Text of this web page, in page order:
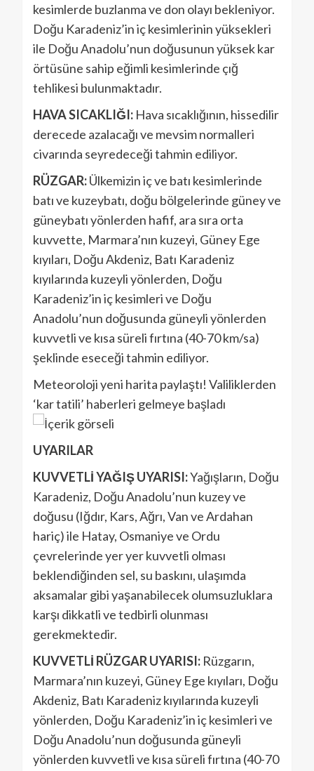
kesimlerde buzlanma ve don olayı bekleniyor.
Doğu Karadeniz’in iç kesimlerinin yüksekleri
ile Doğu Anadolu’nun doğusunun yüksek kar
örtüsüne sahip eğimli kesimlerinde çığ
tehlikesi bulunmaktadır.
HAVA SICAKLIĞI: Hava sıcaklığının, hissedilir
derecede azalacağı ve mevsim normalleri
civarında seyredeceği tahmin ediliyor.
RÜZGAR:Ülkemizin iç ve batı kesimlerinde
batı ve kuzeybatı, doğu bölgelerinde güney ve
güneybatı yönlerden hafif, ara sıra orta
kuvvette, Marmara’nın kuzeyi, Güney Ege
kıyıları, Doğu Akdeniz, Batı Karadeniz
kıyılarında kuzeyli yönlerden, Doğu
Karadeniz’in iç kesimleri ve Doğu
Anadolu’nun doğusunda güneyli yönlerden
kuvvetli ve kısa süreli fırtına (40-70 km/sa)
şeklinde eseceği tahmin ediliyor.
Meteoroloji yeni harita paylaştı! Valiliklerden
‘kar tatili’ haberleri gelmeye başladı
UYARILAR
KUVVETLİ YAĞIŞ UYARISI:Yağışların, Doğu
Karadeniz, Doğu Anadolu’nun kuzey ve
doğusu (Iğdır, Kars, Ağrı, Van ve Ardahan
hariç) ile Hatay, Osmaniye ve Ordu
çevrelerinde yer yer kuvvetli olması
beklendiğinden sel, su baskını, ulaşımda
aksamalar gibi yaşanabilecek olumsuzluklara
karşı dikkatli ve tedbirli olunması
gerekmektedir.
KUVVETLİ RÜZGAR UYARISI: Rüzgarın,
Marmara’nın kuzeyi, Güney Ege kıyıları, Doğu
Akdeniz, Batı Karadeniz kıyılarında kuzeyli
yönlerden, Doğu Karadeniz’in iç kesimleri ve
Doğu Anadolu’nun doğusunda güneyli
yönlerden kuvvetli ve kısa süreli fırtına (40-70